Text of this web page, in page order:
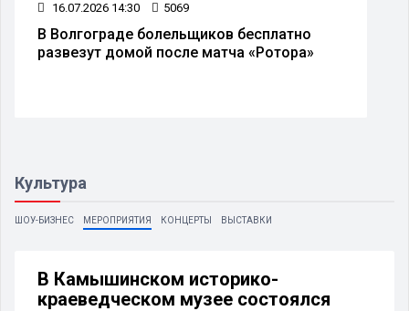
28.07.2026 14:27 4164
Экстремальная жара ожидается в
Волгограде и области
Культура
ШОУ-БИЗНЕС МЕРОПРИЯТИЯ КОНЦЕРТЫ ВЫСТАВКИ
В Камышинском историко-
краеведческом музее состоялся